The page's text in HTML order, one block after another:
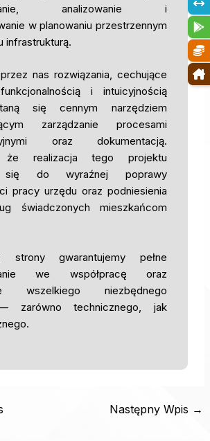
analizowanie i
w planowaniu przestrzennym
infrastrukturą.
nas rozwiązania, cechujące
i intuicyjnością
się cennym narzędziem
zarządzanie procesami
oraz dokumentacją.
że realizacja tego projektu
się do wyraźnej poprawy
pracy urzędu oraz podniesienia
świadczonych mieszkańcom
gwarantujemy pełne
we współpracę oraz
wszelkiego niezbędnego
zarówno technicznego, jak
Następny Wpis →